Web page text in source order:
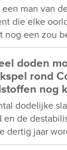
man van
die elke
nog een zou
doden
rond
nog
dodelijke
en de
dertig jaar